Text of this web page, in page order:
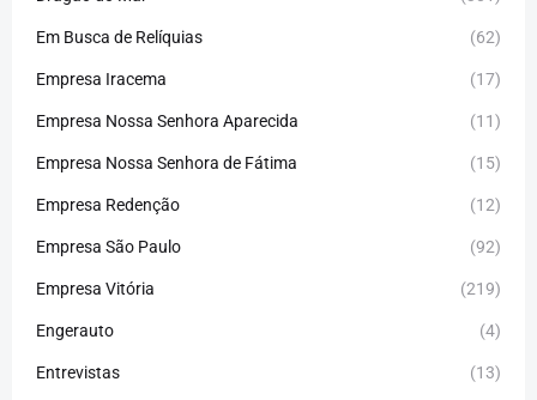
Em Busca de Relíquias (62)
Empresa Iracema (17)
Empresa Nossa Senhora Aparecida (11)
Empresa Nossa Senhora de Fátima (15)
Empresa Redenção (12)
Empresa São Paulo (92)
Empresa Vitória (219)
Engerauto (4)
Entrevistas (13)